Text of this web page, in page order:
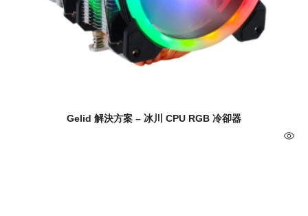
Gelid 解決方案 – 冰川 CPU RGB 冷卻器